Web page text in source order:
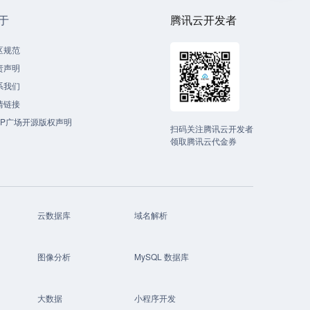
规范
声明
我们
链接
广场开源版权声明
腾讯云开发者
扫码关注腾讯云开发者
领取腾讯云代金券
云数据库 域名解析
图像分析 MySQL 数据库
大数据 小程序开发